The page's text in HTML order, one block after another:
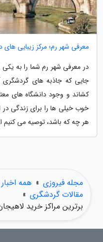
معرفی شهر رم؛ مرکز زیبایی های
در معرفی شهر رم شما را به
جایی که جاذبه های گردشگری
کشاند و وجود دانشگاه های
خوب خیلی ها را برای زندگی
هر چه که باشد، توصیه می کنیم
مجله فیروزی » همه
مقالات گردشگری »
برترین مراکز خرید